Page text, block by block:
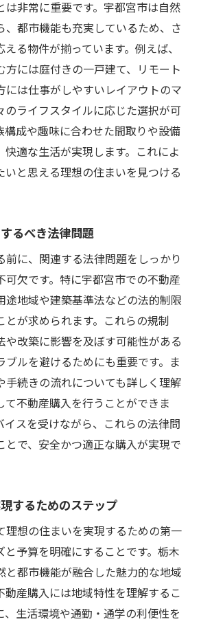
は非常に重要です。宇都宮市は自然
、都市機能も充実しているため、さ
る物件が揃っています。例えば、
方には庭付きの一戸建て、リモート
には仕事がしやすいレイアウトのマ
のライフスタイルに応じた選択が可
構成や趣味に合わせた間取りや設備
快適な生活が実現します。これによ
いと思える理想の住まいを見つける
るべき法律問題
前に、関連する法律問題をしっかり
可欠です。特に宇都宮市での不動産
途地域や建築基準法などの法的制限
とが求められます。これらの規制
や改築に影響を及ぼす可能性がある
ブルを避けるためにも重要です。ま
手続きの流れについても詳しく理解
て不動産購入を行うことができま
イスを受けながら、これらの法律問
とで、安全かつ適正な購入が実現で
するためのステップ
理想の住まいを実現するための第一
予算を明確にすることです。栃木
と都市機能が融合した魅力的な地域
動産購入には地域特性を理解するこ
、生活環境や通勤・通学の利便性を